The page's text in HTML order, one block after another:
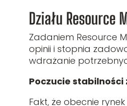
Działu Resource
Zadaniem Resource
opinii i stopnia
wdrażanie
Poczucie
Fakt, że obecnie